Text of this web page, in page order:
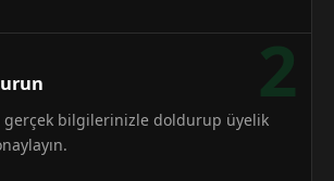
2
gerçek bilgilerinizle doldurup üyelik